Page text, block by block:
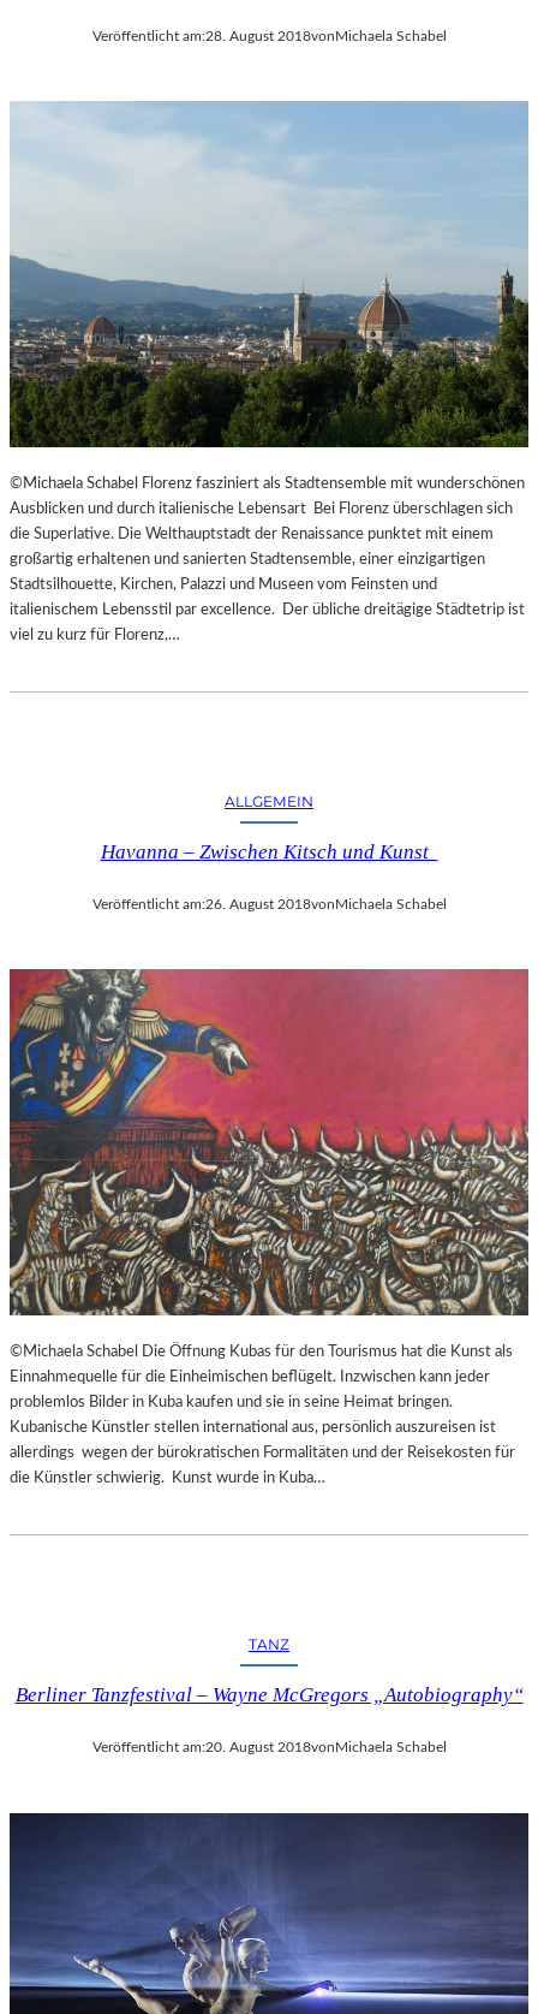
Veröffentlicht am:28. August 2018vonMichaela Schabel
©Michaela Schabel Florenz fasziniert als Stadtensemble mit wunderschönen
Ausblicken und durch italienische Lebensart Bei Florenz überschlagen sich
die Superlative. Die Welthauptstadt der Renaissance punktet mit einem
großartig erhaltenen und sanierten Stadtensemble, einer einzigartigen
Stadtsilhouette, Kirchen, Palazzi und Museen vom Feinsten und
italienischem Lebensstil par excellence. Der übliche dreitägige Städtetrip ist
viel zu kurz für Florenz,…
ALLGEMEIN
Havanna – Zwischen Kitsch und Kunst
Veröffentlicht am:26. August 2018vonMichaela Schabel
©Michaela Schabel Die Öffnung Kubas für den Tourismus hat die Kunst als
Einnahmequelle für die Einheimischen beflügelt. Inzwischen kann jeder
problemlos Bilder in Kuba kaufen und sie in seine Heimat bringen.
Kubanische Künstler stellen international aus, persönlich auszureisen ist
allerdings wegen der bürokratischen Formalitäten und der Reisekosten für
die Künstler schwierig. Kunst wurde in Kuba…
TANZ
Berliner Tanzfestival – Wayne McGregors „Autobiography“
Veröffentlicht am:20. August 2018von Michaela Schabel